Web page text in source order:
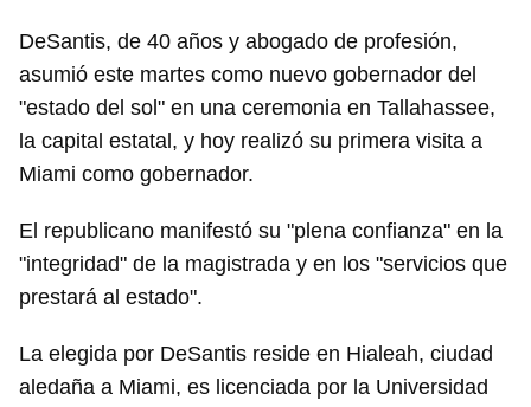
DeSantis, de 40 años y abogado de profesión,
asumió este martes como nuevo gobernador del
"estado del sol" en una ceremonia en Tallahassee,
la capital estatal, y hoy realizó su primera visita a
Miami como gobernador.
El republicano manifestó su "plena confianza" en la
"integridad" de la magistrada y en los "servicios que
prestará al estado".
La elegida por DeSantis reside en Hialeah, ciudad
aledaña a Miami, es licenciada por la Universidad